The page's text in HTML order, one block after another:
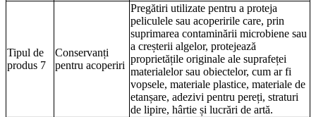
Tipul de
produs 7
Conservanți
pentru acoperiri
Pregătiri utilizate pentru a proteja
peliculele sau acoperirile care, prin
suprimarea contaminării microbiene sau
a creșterii algelor, protejează
proprietățile originale ale suprafeței
materialelor sau obiectelor, cum ar fi
vopsele, materiale plastice, materiale de
etanșare, adezivi pentru pereți, straturi
de lipire, hârtie și lucrări de artă.